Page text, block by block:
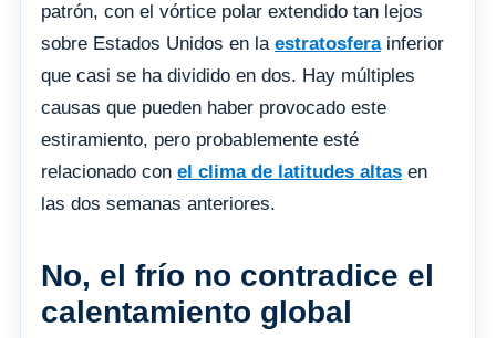
patrón, con el vórtice polar extendido tan lejos
sobre Estados Unidos en la estratosferainferior
que casi se ha dividido en dos. Hay múltiples
causas que pueden haber provocado este
estiramiento, pero probablemente esté
relacionado con el clima de latitudes altas en
las dos semanas anteriores.
No, el frío no contradice el
calentamiento global